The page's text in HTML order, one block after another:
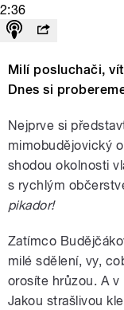
2:36
Milí posluchači,
Dnes si
Nejprve si
mimobudějovický
shodou okolnosti
s rychlým
pikador!
Zatímco
milé sdělení, vy,
orosíte hrůzou. A v
Jakou strašlivou